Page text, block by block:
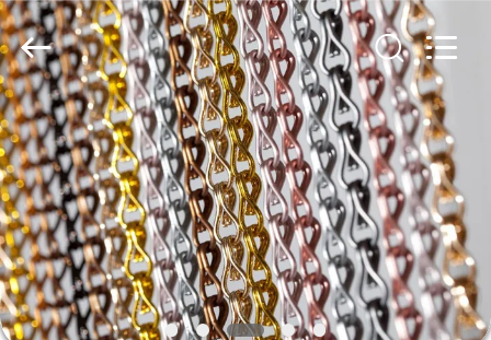
집
제
품
우
©
2017
-
2026
Anping
Yuntong
Metal
Wire
Mesh
Co.,Ltd.
All
Rights
Reserved.